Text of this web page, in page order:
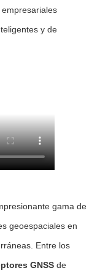
y de
gama de
geoespaciales en
Entre los
GNSS de